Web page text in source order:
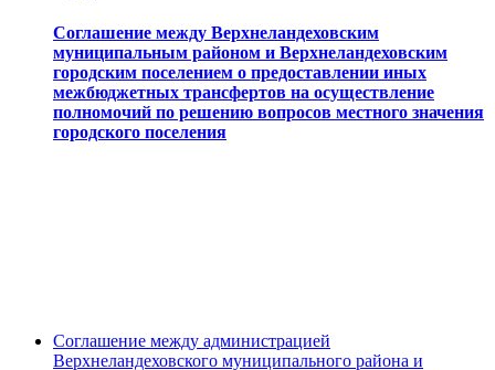
Соглашение между Верхнеландеховским
муниципальным районом и Верхнеландеховским
городским поселением о предоставлении иных
межбюджетных трансфертов на осуществление
полномочий по решению вопросов местного значения
городского поселения
Соглашение между администрацией
Верхнеландеховского муниципального района и